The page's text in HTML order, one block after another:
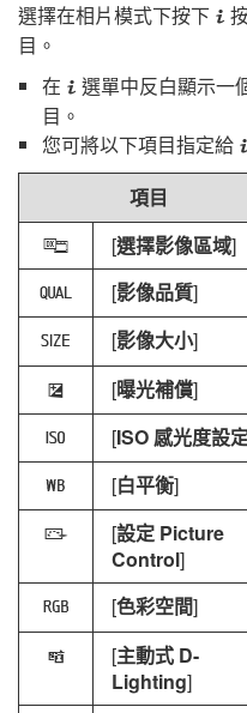
選擇在相片模式下按下 i
目。
在 i 選單中反白顯示一
目。
您可將以下項目指定給 i
項目
J [選擇影像區域]
8 [影像品質]
o [影像大小]
E [曝光補償]
9 [ISO 感光度設
m [白平衡]
h [設定 Picture
Control]
p [色彩空間]
y [主動式 D-
Lighting]